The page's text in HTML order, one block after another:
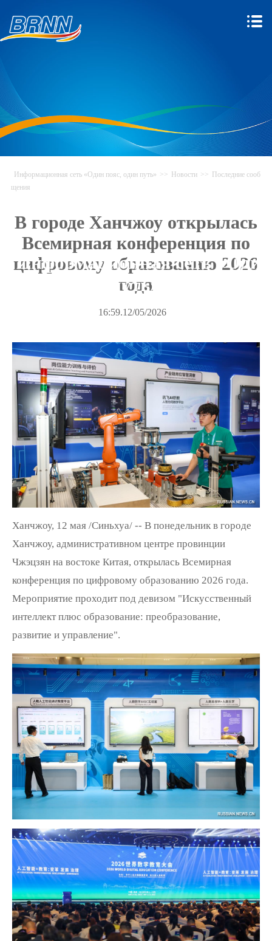
Информационная сеть «Один
пояс, один путь»
Информационная сеть «Один пояс, один путь» >> Новости >> Последние сооб
щения
В городе Ханчжоу открылась
Всемирная конференция по
цифровому образованию 2026
года
16:59.12/05/2026
Ханчжоу, 12 мая /Синьхуа/ -- В понедельник в городе
Ханчжоу, административном центре провинции
Чжэцзян на востоке Китая, открылась Всемирная
конференция по цифровому образованию 2026 года.
Мероприятие проходит под девизом "Искусственный
интеллект плюс образование: преобразование,
развитие и управление".